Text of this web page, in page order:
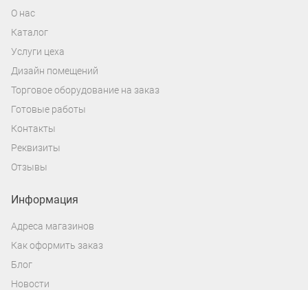
О нас
Каталог
Услуги цеха
Дизайн помещений
Торговое оборудование на заказ
Готовые работы
Контакты
Реквизиты
Отзывы
Информация
Адреса магазинов
Как оформить заказ
Блог
Новости